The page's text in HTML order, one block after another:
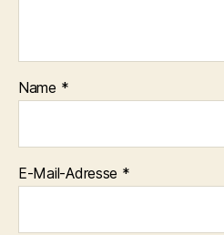
Name *
E-Mail-Adresse *